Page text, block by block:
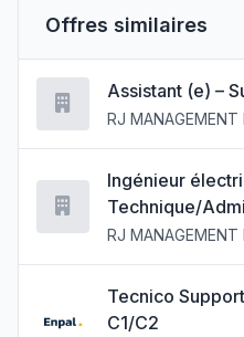
Offres similaires
Assistant (e) –
RJ MANAGEMENT
Ingénieur
Technique/
RJ MANAGEMENT
Tecnico
C1/C2